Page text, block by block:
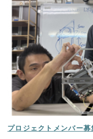
プロジェクトメンバー募